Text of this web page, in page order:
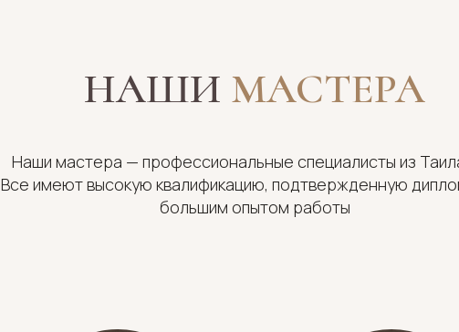
НАШИ МАСТЕРА
Наши мастера — профессиональные специалисты из
Все имеют высокую квалификацию, подтвержденную
большим опытом работы